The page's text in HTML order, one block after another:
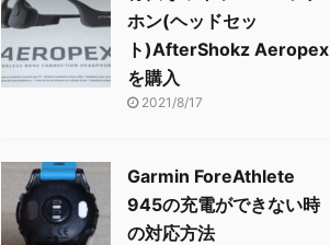
ホン(ヘッドセッ
ト)AfterShokz Aeropex
を購入
2021/8/17
Garmin ForeAthlete
945の充電ができない時
の対応方法